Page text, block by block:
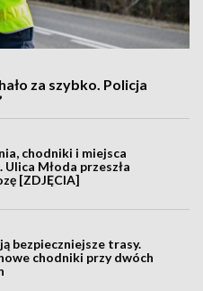
za szybko. Policja
chodniki i miejsca
Młoda przeszła
[ZDJĘCIA]
bezpieczniejsze trasy.
chodniki przy dwóch